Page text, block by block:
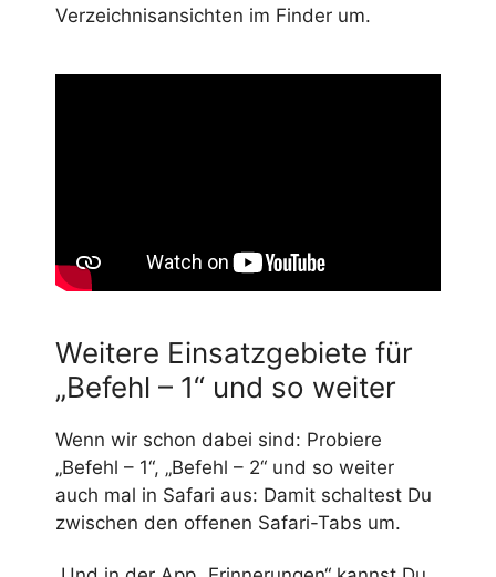
Verzeichnisansichten im Finder um.
Weitere Einsatzgebiete für
„Befehl – 1“ und so weiter
Wenn wir schon dabei sind: Probiere
„Befehl – 1“, „Befehl – 2“ und so weiter
auch mal in Safari aus: Damit schaltest Du
zwischen den offenen Safari-Tabs um.